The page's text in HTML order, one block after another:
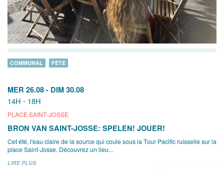
MER 26.08 - DIM 30.08
14H - 18H
PLACE SAINT-JOSSE
COMMUNAL FÊTE
BRON VAN SAINT-JOSSE: SPELEN! JOUER!
Cet été, l'eau claire de la source qui coule sous la Tour Pacific ruisselle sur la
place Saint-Josse. Découvrez un lieu...
LIRE PLUS